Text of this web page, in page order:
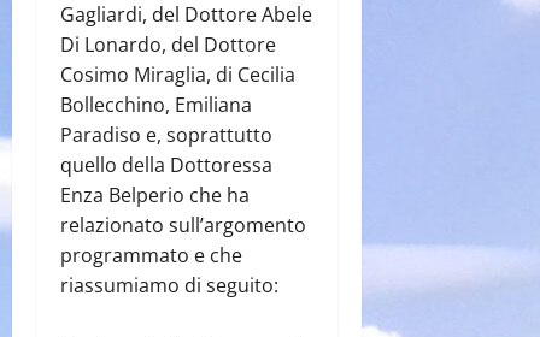
Gagliardi, del Dottore Abele
Di Lonardo, del Dottore
Cosimo Miraglia, di Cecilia
Bollecchino, Emiliana
Paradiso e, soprattutto
quello della Dottoressa
Enza Belperio che ha
relazionato sull’argomento
programmato e che
riassumiamo di seguito: